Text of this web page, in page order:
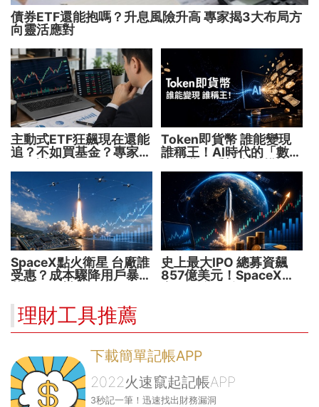
債券ETF還能抱嗎？升息風險升高 專家揭3大布局方
向靈活應對
主動式ETF狂飆現在還能
追？不如買基金？專家親
Token即貨幣 誰能變現
誰稱王！AI時代的「數位
SpaceX點火衛星 台廠誰
受惠？成本驟降用戶暴增
史上最大IPO 總募資飆
857億美元！SpaceX升
理財工具推薦
下載簡單記帳APP
2022火速竄起記帳APP
3秒記一筆！迅速找出財務漏洞